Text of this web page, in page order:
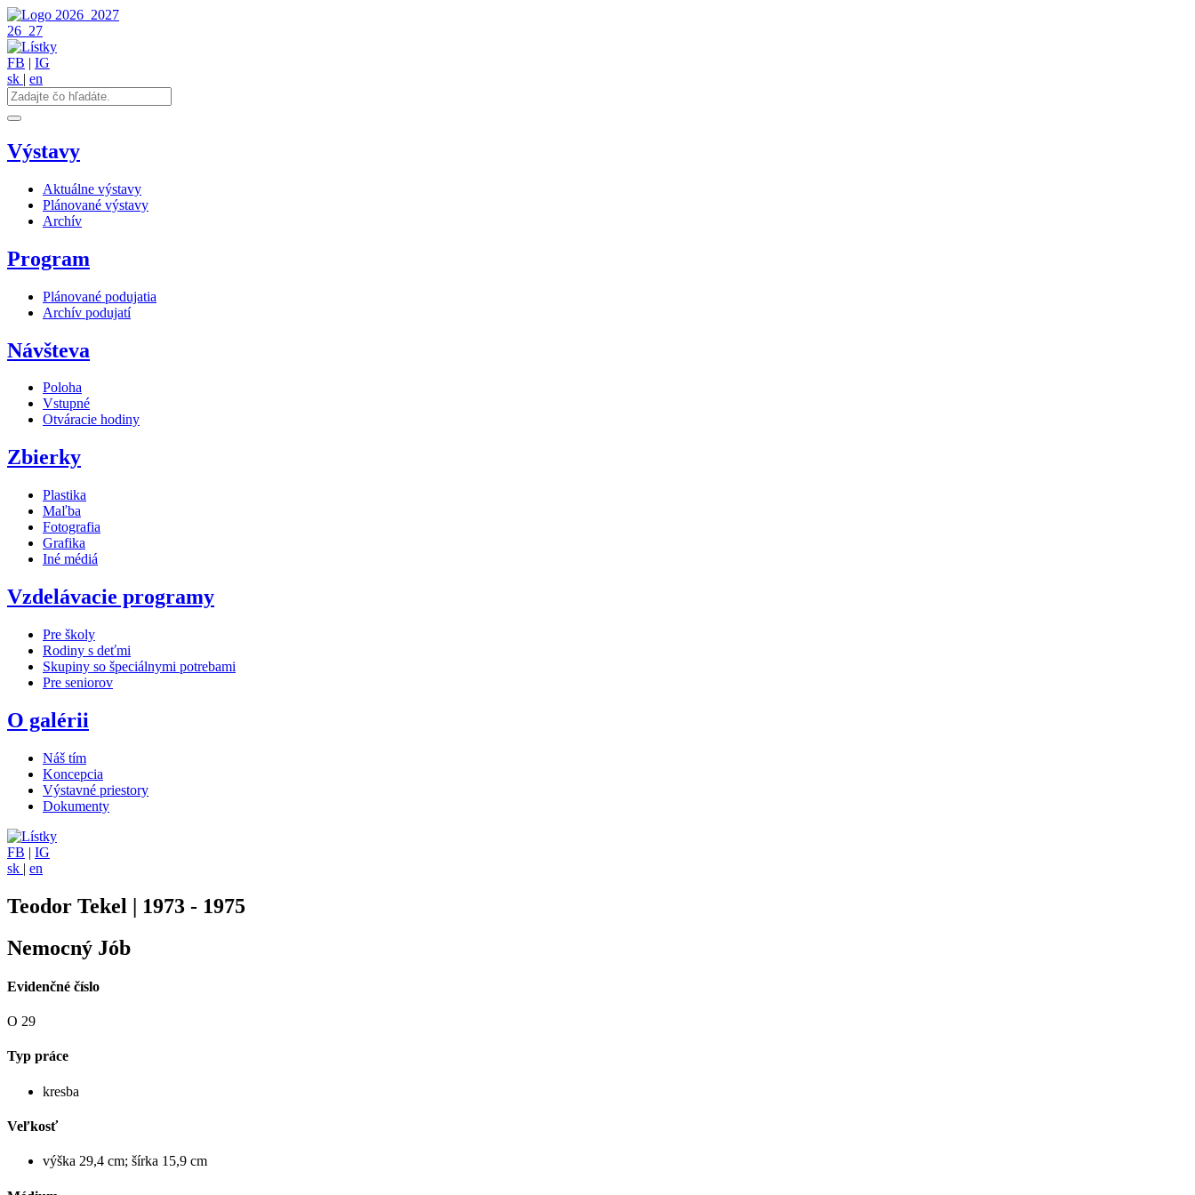
2026 2027
26 27
FB | IG
sk | en
Výstavy
Aktuálne výstavy
Plánované výstavy
Archív
Program
Plánované podujatia
Archív podujatí
Návšteva
Poloha
Vstupné
Otváracie hodiny
Zbierky
Plastika
Maľba
Fotografia
Grafika
Iné médiá
Vzdelávacie programy
Pre školy
Rodiny s deťmi
Skupiny so špeciálnymi potrebami
Pre seniorov
O galérii
Náš tím
Koncepcia
Výstavné priestory
Dokumenty
FB | IG
sk | en
Teodor Tekel | 1973 - 1975
Nemocný Jób
Evidenčné číslo
O 29
Typ práce
kresba
Veľkosť
výška 29,4 cm; šírka 15,9 cm